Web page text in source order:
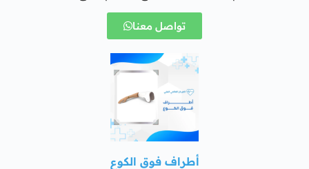
تواصل معنا
أطراف فوق الكوع